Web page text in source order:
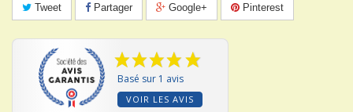
Tweet Partager Google+ Pinterest
Basé sur 1 avis
VOIR LES AVIS